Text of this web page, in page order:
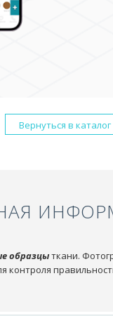
Вернуться в каталог
образцыткани.
контроля